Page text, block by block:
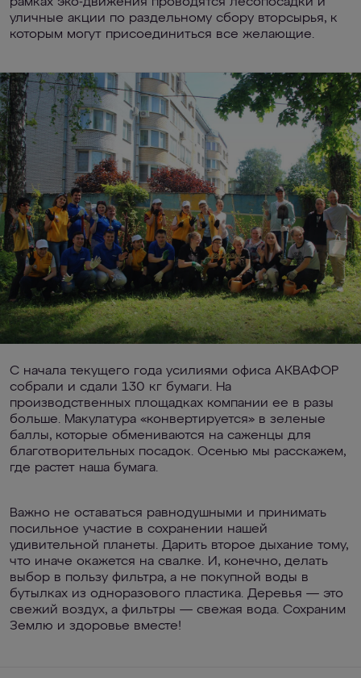
уличные акции по раздельному сбору вторсырья, к
которым могут присоединиться все желающие.
С начала текущего года усилиями офиса АКВАФОР
собрали и сдали 130 кг бумаги. На
производственных площадках компании ее в разы
больше. Макулатура «конвертируется» в зеленые
баллы, которые обмениваются на саженцы для
благотворительных посадок. Осенью мы расскажем,
где растет наша бумага.
Важно не оставаться равнодушными и принимать
посильное участие в сохранении нашей
удивительной планеты. Дарить второе дыхание тому,
что иначе окажется на свалке. И, конечно, делать
выбор в пользу фильтра, а не покупной воды в
бутылках из одноразового пластика. Деревья — это
свежий воздух, а фильтры — свежая вода. Сохраним
Землю и здоровье вместе!